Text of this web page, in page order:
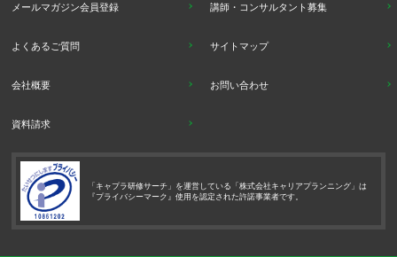
メールマガジン会員登録 講師・コンサルタント募集
よくあるご質問 サイトマップ
会社概要 お問い合わせ
資料請求
「キャプラ研修サーチ」を運営している「株式会社キャリアプランニング」は
『プライバシーマーク』使用を認定された許諾事業者です。